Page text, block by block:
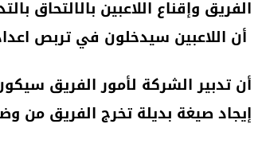
الفريق وإقناع اللاعبين بالالتحاق
⁠أن اللاعبين سيدخلون في تربص
أن تدبير الشركة لأمور الفريق
إيجاد صيغة بديلة تخرج الفريق من